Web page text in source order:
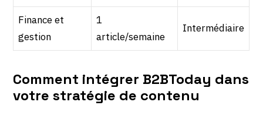
Finance et
gestion
1
article/semaine
Intermédiaire
Comment intégrer B2BToday dans
votre stratégie de contenu